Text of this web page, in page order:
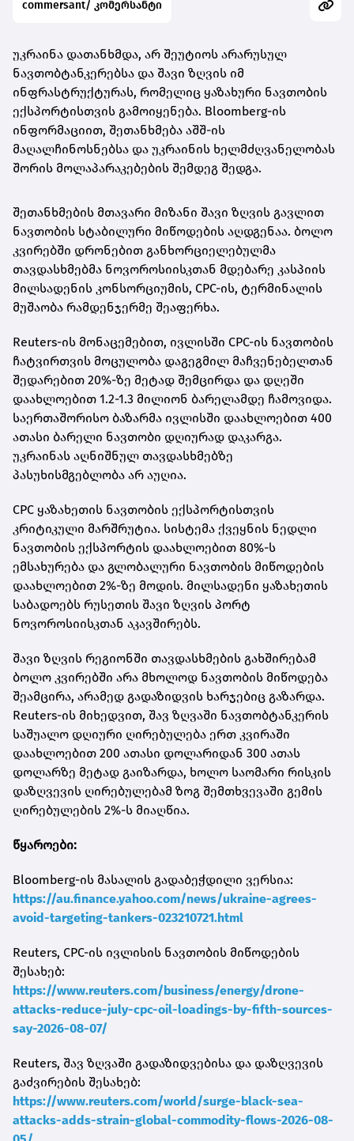
commersant/ კომერსანტი
უკრაინა დათანხმდა, არ შეუტიოს არარუსულ
ნავთობტანკერებსა და შავი ზღვის იმ
ინფრასტრუქტურას, რომელიც ყაზახური ნავთობის
ექსპორტისთვის გამოიყენება. Bloomberg-ის
ინფორმაციით, შეთანხმება აშშ-ის
მაღალჩინოსნებსა და უკრაინის ხელმძღვანელობას
შორის მოლაპარაკებების შემდეგ შედგა.
შეთანხმების მთავარი მიზანი შავი ზღვის გავლით
ნავთობის სტაბილური მიწოდების აღდგენაა. ბოლო
კვირებში დრონებით განხორციელებულმა
თავდასხმებმა ნოვოროსიისკთან მდებარე კასპიის
მილსადენის კონსორციუმის, CPC-ის, ტერმინალის
მუშაობა რამდენჯერმე შეაფერხა.
Reuters-ის მონაცემებით, ივლისში CPC-ის ნავთობის
ჩატვირთვის მოცულობა დაგეგმილ მაჩვენებელთან
შედარებით 20%-ზე მეტად შემცირდა და დღეში
დაახლოებით 1.2-1.3 მილიონ ბარელამდე ჩამოვიდა.
საერთაშორისო ბაზარმა ივლისში დაახლოებით 400
ათასი ბარელი ნავთობი დღიურად დაკარგა.
უკრაინას აღნიშნულ თავდასხმებზე
პასუხისმგებლობა არ აუღია.
CPC ყაზახეთის ნავთობის ექსპორტისთვის
კრიტიკული მარშრუტია. სისტემა ქვეყნის ნედლი
ნავთობის ექსპორტის დაახლოებით 80%-ს
ემსახურება და გლობალური ნავთობის მიწოდების
დაახლოებით 2%-ზე მოდის. მილსადენი ყაზახეთის
საბადოებს რუსეთის შავი ზღვის პორტ
ნოვოროსიისკთან აკავშირებს.
შავი ზღვის რეგიონში თავდასხმების გახშირებამ
ბოლო კვირებში არა მხოლოდ ნავთობის მიწოდება
შეამცირა, არამედ გადაზიდვის ხარჯებიც გაზარდა.
Reuters-ის მიხედვით, შავ ზღვაში ნავთობტანკერის
საშუალო დღიური ღირებულება ერთ კვირაში
დაახლოებით 200 ათასი დოლარიდან 300 ათას
დოლარზე მეტად გაიზარდა, ხოლო საომარი რისკის
დაზღვევის ღირებულებამ ზოგ შემთხვევაში გემის
ღირებულების 2%-ს მიაღწია.
წყაროები:
Bloomberg-ის მასალის გადაბეჭდილი ვერსია:
https://au.finance.yahoo.com/news/ukraine-agrees-
avoid-targeting-tankers-023210721.html
Reuters, CPC-ის ივლისის ნავთობის მიწოდების
შესახებ:
https://www.reuters.com/business/energy/drone-
attacks-reduce-july-cpc-oil-loadings-by-fifth-sources-
say-2026-08-07/
Reuters, შავ ზღვაში გადაზიდვებისა და დაზღვევის
გაძვირების შესახებ:
https://www.reuters.com/world/surge-black-sea-
attacks-adds-strain-global-commodity-flows-2026-08-